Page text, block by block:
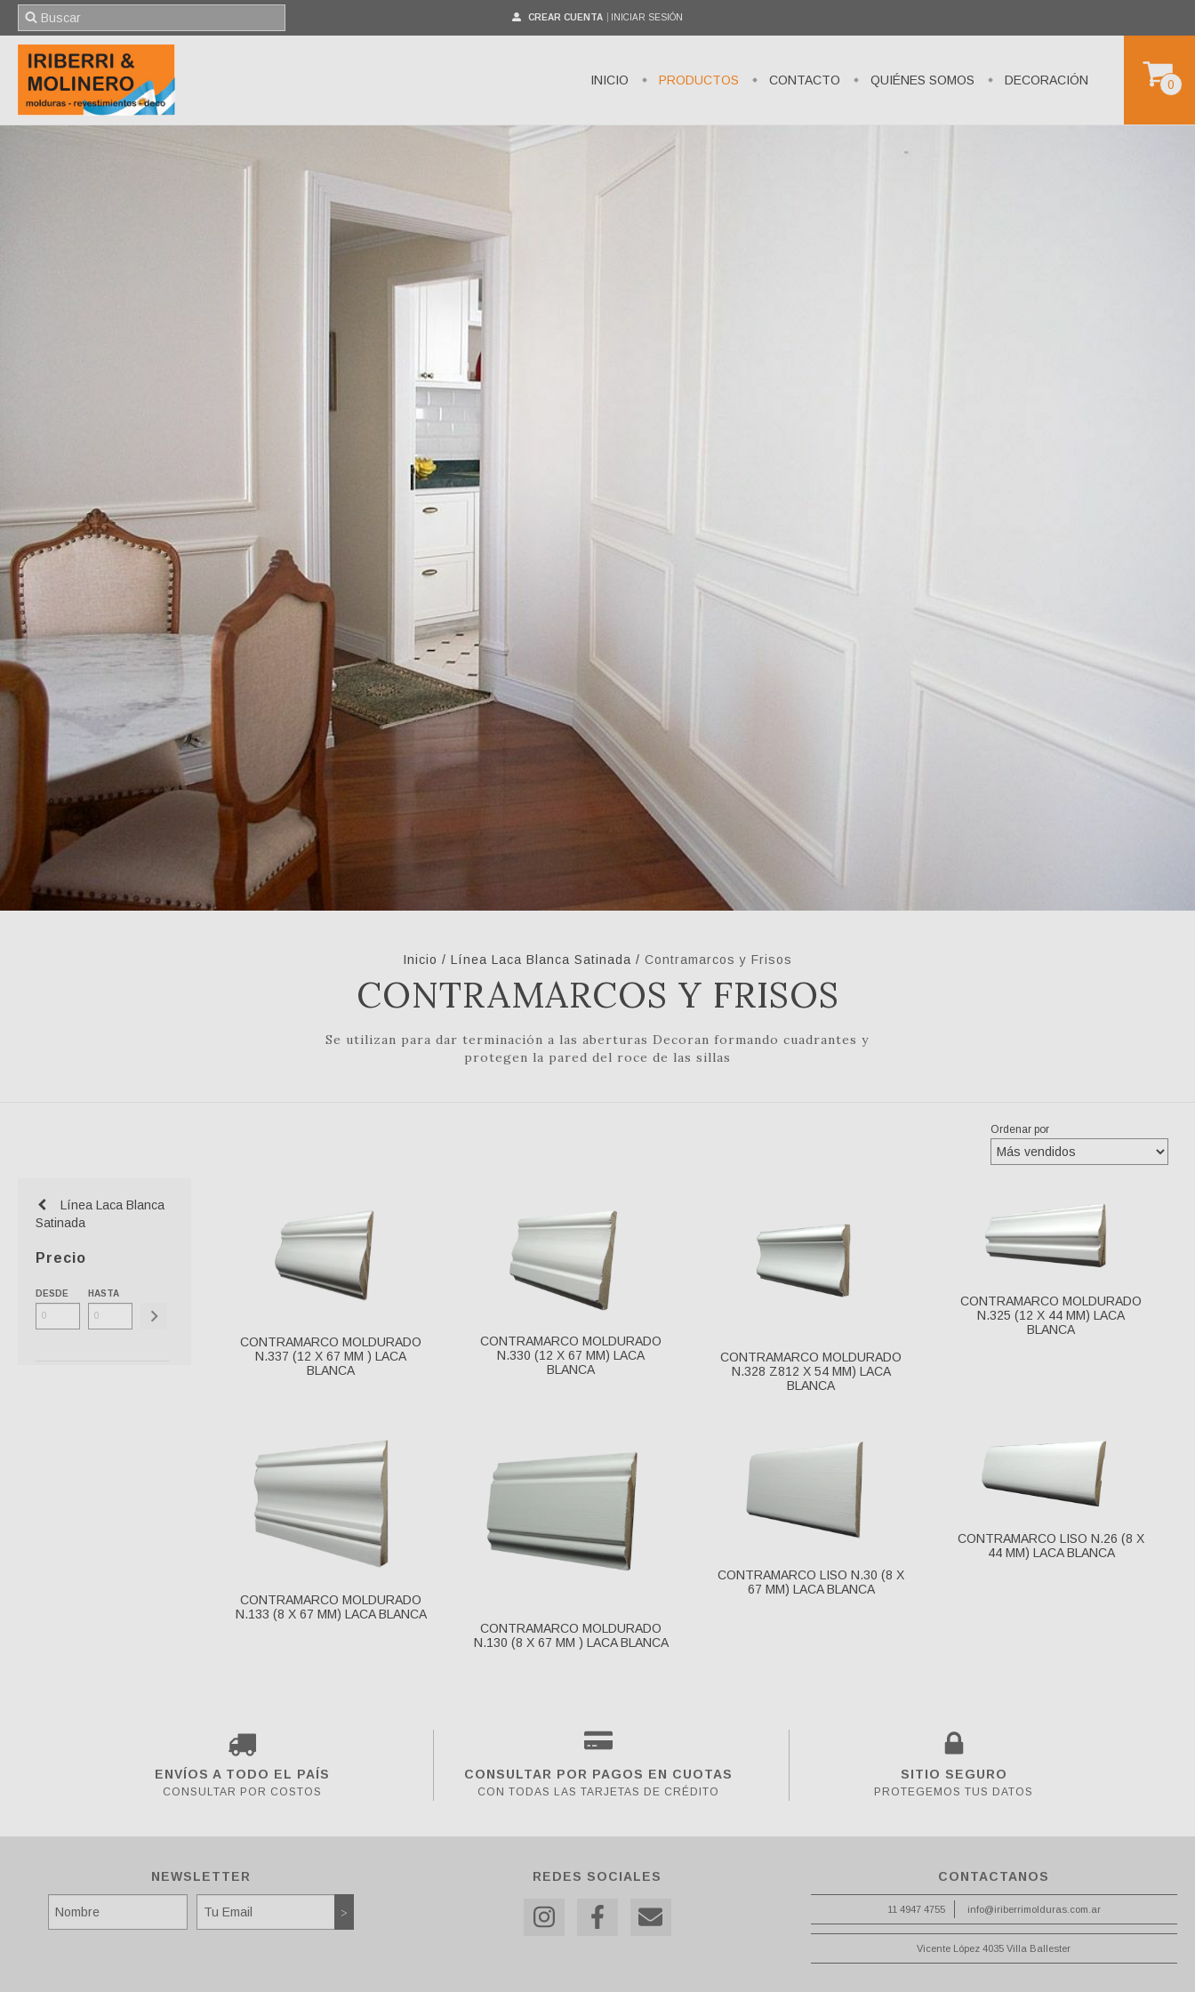
CREAR CUENTA INICIAR SESIÓN
INICIO PRODUCTOS CONTACTO QUIÉNES SOMOS DECORACIÓN 0
Inicio / Línea Laca Blanca Satinada / Contramarcos y Frisos
CONTRAMARCOS Y FRISOS
Se utilizan para dar terminación a las aberturas Decoran formando cuadrantes y
protegen la pared del roce de las sillas
Ordenar por
Línea Laca Blanca
Satinada
Precio
DESDE HASTA
CONTRAMARCO MOLDURADO
N.337 (12 X 67 MM ) LACA
BLANCA
CONTRAMARCO MOLDURADO
N.330 (12 X 67 MM) LACA
BLANCA
CONTRAMARCO MOLDURADO
N.328 Z812 X 54 MM) LACA
BLANCA
CONTRAMARCO MOLDURADO
N.325 (12 X 44 MM) LACA
BLANCA
CONTRAMARCO MOLDURADO
N.133 (8 X 67 MM) LACA BLANCA
CONTRAMARCO MOLDURADO
N.130 (8 X 67 MM ) LACA BLANCA
CONTRAMARCO LISO N.30 (8 X
67 MM) LACA BLANCA
CONTRAMARCO LISO N.26 (8 X
44 MM) LACA BLANCA
ENVÍOS A TODO EL PAÍS
CONSULTAR POR COSTOS
CONSULTAR POR PAGOS EN CUOTAS
CON TODAS LAS TARJETAS DE CRÉDITO
SITIO SEGURO
PROTEGEMOS TUS DATOS
NEWSLETTER REDES SOCIALES CONTACTANOS
11 4947 4755 info@iriberrimolduras.com.ar
Vicente López 4035 Villa Ballester